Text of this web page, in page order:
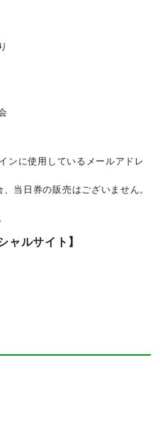
ンに使用しているメールアドレ
当日券の販売はございません。
ャルサイト】